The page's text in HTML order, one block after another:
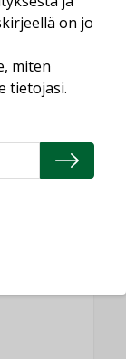
on jo
, miten
tietojasi.